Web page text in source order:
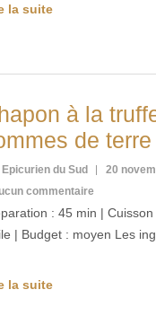
la suite
à la
de
Epicurien du Sud
20
commentaire
: 45 min |
| Budget : moyen Les
la suite